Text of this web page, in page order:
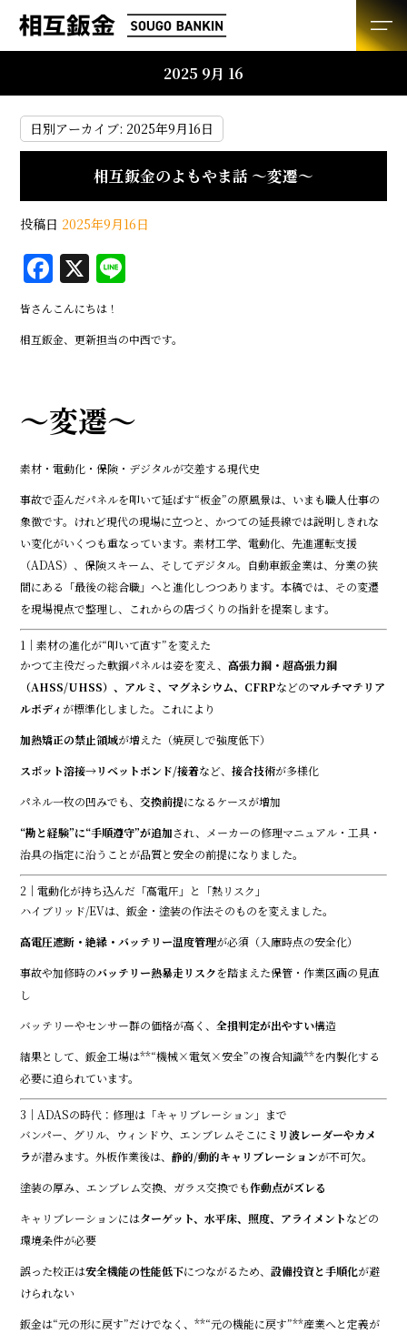
2025 9月 16
日別アーカイブ: 2025年9月16日
相互鈑金のよもやま話 ～変遷～
投稿日 2025年9月16日
F
a
c
e
o
o
k
X
e
皆さんこんにちは！
相互鈑金、更新担当の中西です。
～変遷～
素材・電動化・保険・デジタルが交差する現代史
事故で歪んだパネルを叩いて延ばす――“板金”の原風景は、いまも職人仕事の
象徴です。けれど現代の現場に立つと、かつての延長線では説明しきれな
い変化がいくつも重なっています。素材工学、電動化、先進運転支援
（ADAS）、保険スキーム、そしてデジタル。自動車鈑金業は、分業の狭
間にある「最後の総合職」へと進化しつつあります。本稿では、その変遷
を現場視点で整理し、これからの店づくりの指針を提案します。
1｜素材の進化が“叩いて直す”を変えた
かつて主役だった軟鋼パネルは姿を変え、高張力鋼・超高張力鋼
（AHSS/UHSS）、アルミ、マグネシウム、CFRPなどのマルチマテリア
ルボディ が標準化しました。これにより――
加熱矯正の禁止領域が増えた（焼戻しで強度低下）
スポット溶接→リベットボンド/接着など、接合技術が多様化
パネル一枚の凹みでも、交換前提になるケースが増加
“勘と経験”に“手順遵守”が追加され、メーカーの修理マニュアル・工具・
治具の指定に沿うことが品質と安全の前提になりました。
2｜電動化が持ち込んだ「高電圧」と「熱リスク」
ハイブリッド/EVは、鈑金・塗装の作法そのものを変えました。
高電圧遮断・絶縁・バッテリー温度管理が必須（入庫時点の安全化）
事故や加修時のバッテリー熱暴走リスクを踏まえた保管・作業区画の見直
し
バッテリーやセンサー群の価格が高く、全損判定が出やすい構造
結果として、鈑金工場は**“機械×電気×安全”の複合知識**を内製化する
必要に迫られています。
3｜ADASの時代：修理は「キャリブレーション」まで
バンパー、グリル、ウィンドウ、エンブレム――そこに ミリ波レーダーやカメ
ラが潜みます。外板作業後は、静的/動的キャリブレーションが不可欠。
塗装の厚み、エンブレム交換、ガラス交換でも作動点がズレる
キャリブレーションにはターゲット、水平床、照度、アライメントなどの
環境条件が必要
誤った校正は安全機能の性能低下につながるため、設備投資と手順化が避
けられない
鈑金は“元の形に戻す”だけでなく、**“元の機能に戻す”**産業へと定義が